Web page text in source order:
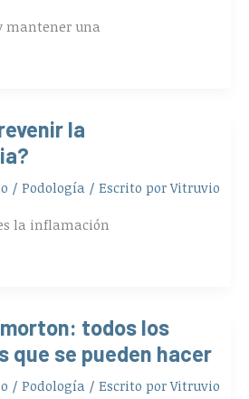
mantener una
la
/ Podología/ Escrito porVitruvio
la inflamación
todos los
que se pueden hacer
/ Podología/ Escrito porVitruvio